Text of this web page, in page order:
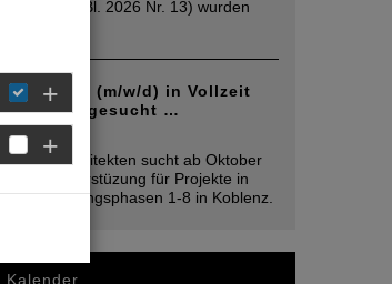
2026 (MinBl. 2026 Nr. 13) wurden
Architekt (m/w/d) in Vollzeit
Koblenz gesucht …
05. August
Mplus Architekten sucht ab Oktober
2026 Unterstüzung für Projekte in
den Leistungsphasen 1-8 in Koblenz.
Kalender